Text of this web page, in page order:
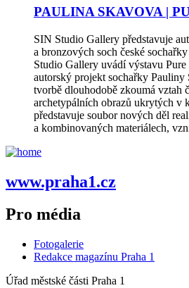
PAULINA SKAVOVA |
SIN Studio Gallery představuje
a bronzových soch české
Studio Gallery uvádí výstavu
autorský projekt sochařky Pauliny
tvorbě dlouhodobě zkoumá vztah
archetypálních obrazů ukrytých v
představuje soubor nových děl
a kombinovaných materiálech,
www.praha1.cz
Pro média
Fotogalerie
Redakce magazínu Praha 1
Úřad městské části Praha 1